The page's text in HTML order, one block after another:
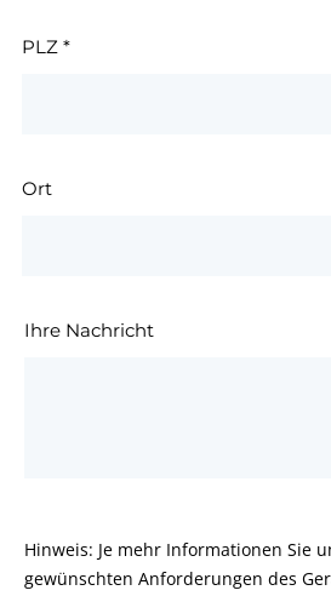
PLZ *
Ort
Ihre Nachricht
Hinweis: Je mehr Informationen Sie
gewünschten Anforderungen des